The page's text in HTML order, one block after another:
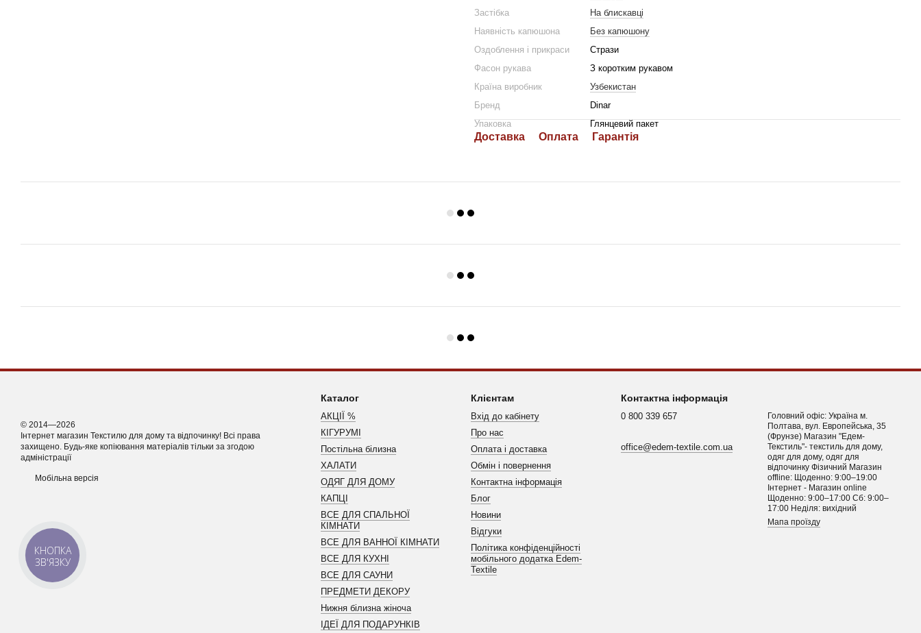
Застібка
На блискавці
Наявність капюшона
Без капюшону
Оздоблення і прикраси
Стрази
Фасон рукава
З коротким рукавом
Країна виробник
Узбекистан
Бренд
Dinar
Упаковка
Глянцевий пакет
Доставка Оплата Гарантія
© 2014—2026
Інтернет магазин Текстилю для дому та відпочинку! Всі права
захищено. Будь-яке копіювання матеріалів тільки за згодою
адміністрації
Мобільна версія
Каталог
АКЦІЇ %
КІГУРУМІ
Постільна білизна
ХАЛАТИ
ОДЯГ ДЛЯ ДОМУ
КАПЦІ
ВСЕ ДЛЯ СПАЛЬНОЇ
КІМНАТИ
ВСЕ ДЛЯ ВАННОЇ КІМНАТИ
ВСЕ ДЛЯ КУХНІ
ВСЕ ДЛЯ САУНИ
ПРЕДМЕТИ ДЕКОРУ
Нижня білизна жіноча
ІДЕЇ ДЛЯ ПОДАРУНКІВ
Клієнтам
Вхід до кабінету
Про нас
Оплата і доставка
Обмін і повернення
Контактна інформація
Блог
Новини
Відгуки
Політика конфіденційності
мобільного додатка Edem-
Textile
Контактна інформація
0 800 339 657
office@edem-textile.com.ua
Головний офіс: Україна м.
Полтава, вул. Европейська, 35
(Фрунзе) Магазин "Едем-
Текстиль"- текстиль для дому,
одяг для дому, одяг для
відпочинку Фізичний Магазин
offline: Щоденно: 9:00–19:00
Інтернет - Магазин online
Щоденно: 9:00–17:00 Сб: 9:00–
17:00 Неділя: вихідний
Мапа проїзду
КНОПКА
ЗВ'ЯЗКУ